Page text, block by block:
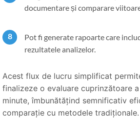
documentare și comparare
Pot fi generate rapoarte care
rezultatele analizelor.
Acest flux de lucru simplificat
finalizeze o evaluare cuprinzătoare
minute, îmbunătățind semnificativ
comparație cu metodele tradiționale.